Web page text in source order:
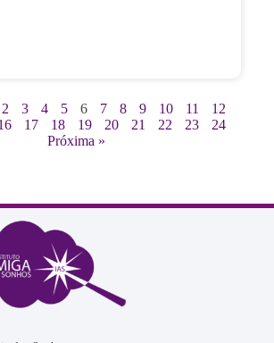
2 3 4 5 6 7 8 9 10 11
12
17 18 19 20 21 22 23
24
Próxima »